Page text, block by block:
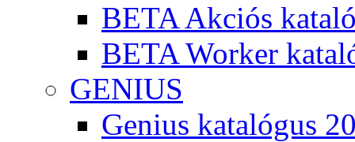
BETA Akciós
BETA Worker
GENIUS
Genius katalógus